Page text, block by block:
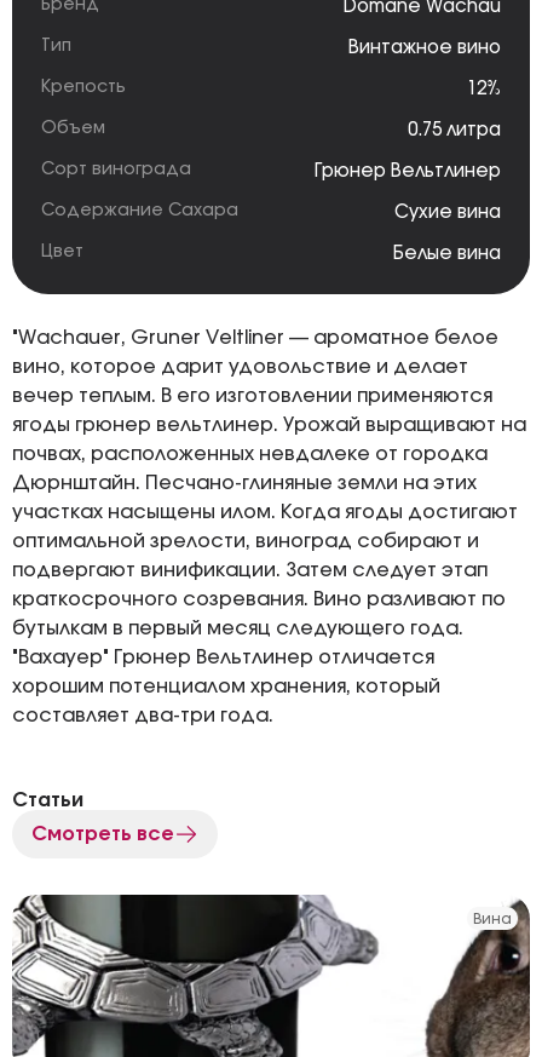
Бренд Domane Wachau
Тип Винтажное вино
Крепость 12%
Объем 0.75 литра
Сорт винограда Грюнер Вельтлинер
Содержание Сахара Сухие вина
Цвет Белые вина
"Wachauer, Gruner Veltliner — ароматное белое
вино, которое дарит удовольствие и делает
вечер теплым. В его изготовлении применяются
ягоды грюнер вельтлинер. Урожай выращивают на
почвах, расположенных невдалеке от городка
Дюрнштайн. Песчано-глиняные земли на этих
участках насыщены илом. Когда ягоды достигают
оптимальной зрелости, виноград собирают и
подвергают винификации. Затем следует этап
краткосрочного созревания. Вино разливают по
бутылкам в первый месяц следующего года.
"Вахауер" Грюнер Вельтлинер отличается
хорошим потенциалом хранения, который
составляет два-три года.
Статьи
Смотреть все
Вина